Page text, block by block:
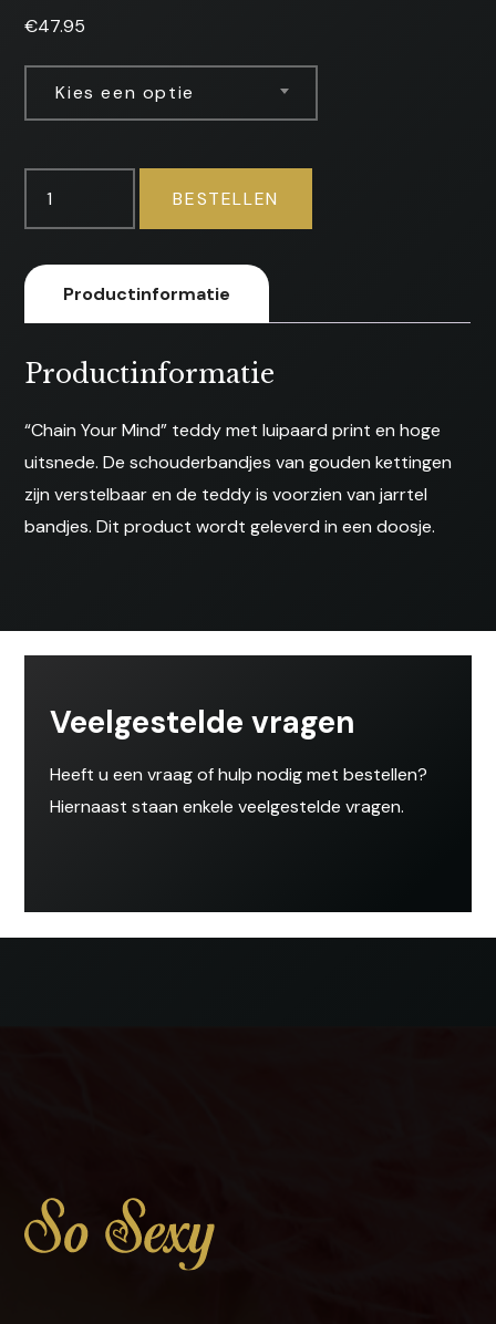
€47.95
Kies een optie
-
BESTELLEN
Productinformatie
Productinformatie
“Chain Your Mind” teddy met luipaard print en hoge
uitsnede. De schouderbandjes van gouden kettingen
zijn verstelbaar en de teddy is voorzien van jarrtel
bandjes. Dit product wordt geleverd in een doosje.
Veelgestelde vragen
Heeft u een vraag of hulp nodig met bestellen?
Hiernaast staan enkele veelgestelde vragen.